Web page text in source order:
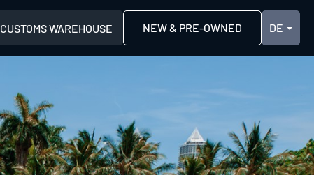
CUSTOMS WAREHOUSE NEW & PRE-OWNED